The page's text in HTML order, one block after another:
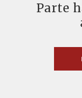
Parte